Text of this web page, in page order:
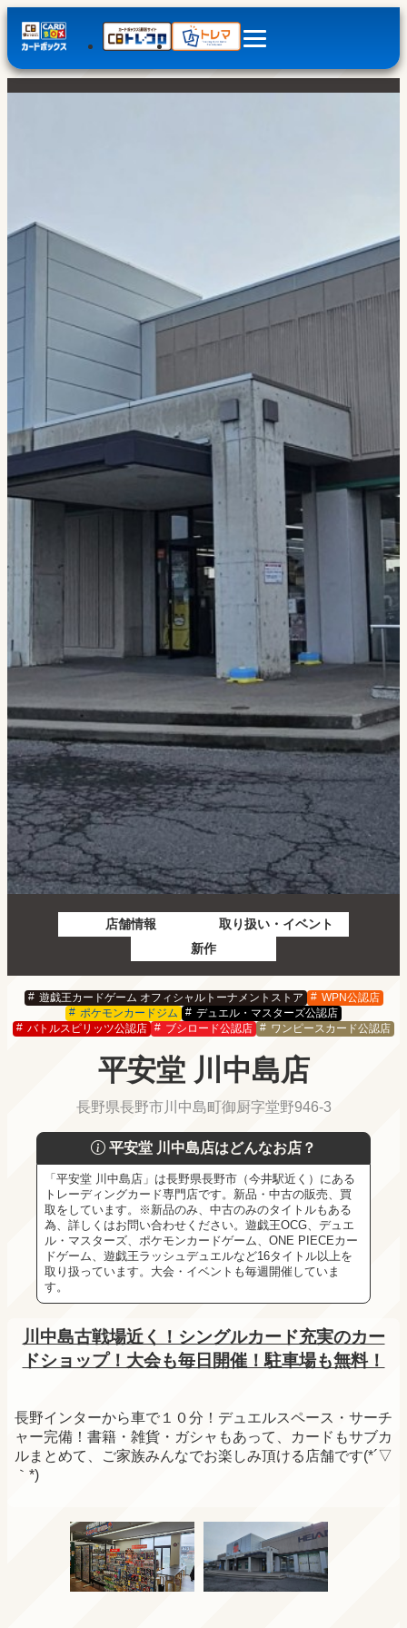
店舗情報
取り扱い・イベント
新作
遊戯王カードゲーム オフィシャルトーナメントストア
WPN公認店
ポケモンカードジム
デュエル・マスターズ公認店
バトルスピリッツ公認店
ブシロード公認店 ワンピースカード公認店
平安堂 川中島店
長野県長野市川中島町御厨字堂野946-3
平安堂 川中島店はどんなお店？
「平安堂 川中島店」は長野県長野市（今井駅近く）にある
トレーディングカード専門店です。新品・中古の販売、買
取をしています。※新品のみ、中古のみのタイトルもある
為、詳しくはお問い合わせください。遊戯王OCG、デュエ
ル・マスターズ、ポケモンカードゲーム、ONE PIECEカー
ドゲーム、遊戯王ラッシュデュエルなど16タイトル以上を
取り扱っています。大会・イベントも毎週開催していま
す。
川中島古戦場近く！シングルカード充実のカー
ドショップ！大会も毎日開催！駐車場も無料！
長野インターから車で１０分！デュエルスペース・サーチ
ャー完備！書籍・雑貨・ガシャもあって、カードもサブカ
ルまとめて、ご家族みんなでお楽しみ頂ける店舗です(*´▽
｀*)